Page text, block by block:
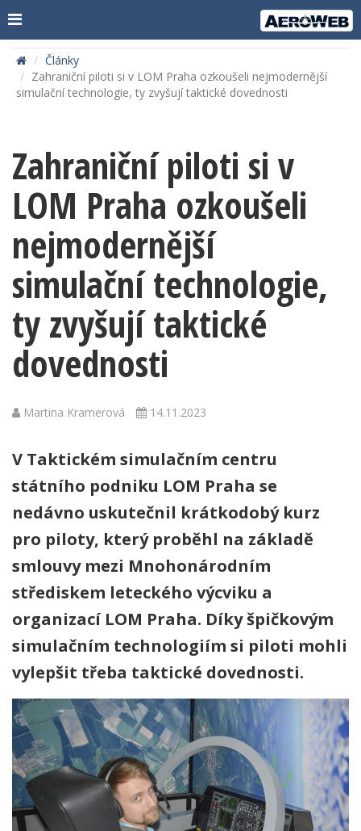
Články
Zahraniční piloti si v LOM Praha ozkoušeli nejmodernější
simulační technologie, ty zvyšují taktické dovednosti
Zahraniční piloti si v
LOM Praha ozkoušeli
nejmodernější
simulační technologie,
ty zvyšují taktické
dovednosti
Martina Kramerová 14.11.2023
V Taktickém simulačním centru
státního podniku LOM Praha se
nedávno uskutečnil krátkodobý kurz
pro piloty, který proběhl na základě
smlouvy mezi Mnohonárodním
střediskem leteckého výcviku a
organizací LOM Praha. Díky špičkovým
simulačním technologiím si piloti mohli
vylepšit třeba taktické dovednosti.